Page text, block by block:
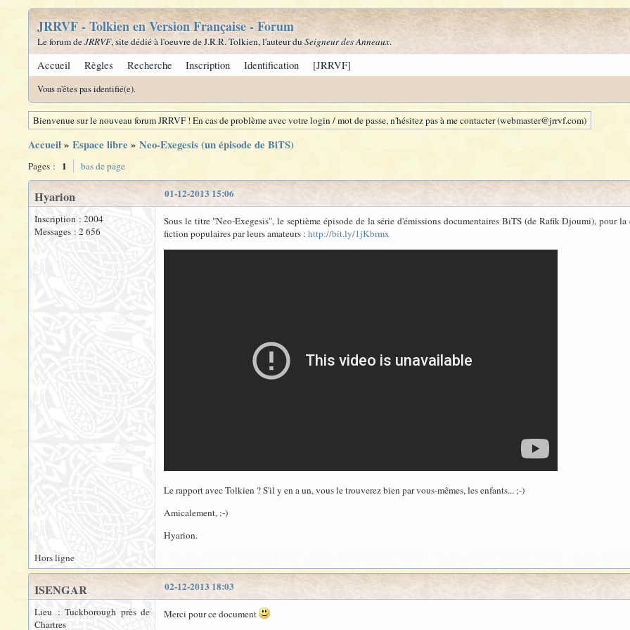
JRRVF - Tolkien en Version Française - Forum
Le forum deJRRVF, site dédié à l'oeuvre de J.R.R. Tolkien, l'auteur du Seigneur des Anneaux.
Accueil Règles Recherche Inscription Identification [JRRVF]
Vous n'êtes pas identifié(e).
Bienvenue sur le nouveau forum JRRVF ! En cas de problème avec votre login / mot de passe, n'hésitez pas à me contacter (webmaster@jrrvf.com)
Accueil» Espace libre » Neo-Exegesis (un épisode de BiTS)
Pages : 1 bas de page
01-12-2013 15:06
Hyarion
Inscription : 2004
Messages : 2 656
Sous le titre "Neo-Exegesis", le septième épisode de la série d'émissions documentaires BiTS (de Rafik Djoumi), pour
fiction populaires par leurs amateurs : http://bit.ly/1jKbrmx
Le rapport avec Tolkien ? S'il y en a un, vous le trouverez bien par vous-mêmes, les enfants... ;-)
Amicalement, :-)
Hyarion.
Hors ligne
02-12-2013 18:03
ISENGAR
Lieu : Tuckborough près de
Chartres
Merci pour ce document